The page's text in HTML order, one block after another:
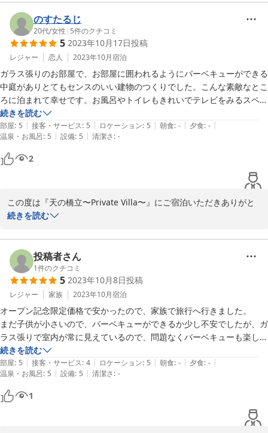
掲載しております食器類の他に、BBQ用串の貸し出しなど、より
BBQをお楽しみいただけるよう努めて参りますので、引き続きご愛
顧のほどよろしくお願いいたします。
2023-10-22
のすたるじ
20代/女性 | 5件のクチコミ
5 2023年10月17日投稿
レジャー 恋人 2023年10月宿泊
ガラス張りのお部屋で、お部屋に囲われるようにバーベキューができる
中庭がありとてもセンスのいい建物のつくりでした。こんな素敵なとこ
ろに泊まれて幸せです。お風呂やトイレもきれいでテレビをみるスペー
スもゆったりできて、大満足です。
アメニティやアウトドアグッズがとても充実していました。バーベキュ
ーの台だけでなくガスコンロや食器、調理器具、など何から何まで用意
されていました。近くの道の駅、スーパーで食材を買ってバーベキュー
洗濯機もついていました。本当に住んでいるように滞在できる素敵なお
宿だと思います。スタッフさんも丁寧に説明してくださいました。歩い
続きを読む
部屋: 5 | 接客・サービス: 5 | ロケーション: 5 | 朝食: - | 夕食: - |
温泉・お風呂: 5 | 設備: 5 | 清潔さ: -
2
この度は『天の橋立〜Private Villa〜』にご宿泊いただきありがと
うございました。
心地よくお過ごしいただけて幸いです。
夏は水中LEDライトを用いたナイトプールもお楽しみいただけます
ので、引き続きご愛顧のほどよろしくお願いいたします。
2023-10-17
続きを読む
投稿者さん
1件のクチコミ
5 2023年10月8日投稿
レジャー 家族 2023年10月宿泊
オープン記念限定価格で安かったので、家族で旅行へ行きました。
まだ子供が小さいので、バーベキューができるか少し不安でしたが、ガ
ラス張りで室内が常に見えているので、問題なくバーベキューも楽しめ
ました。
夏はプールもあるみたいなので、来年もまた家族旅行で利用したいと思
続きを読む
部屋: 5 | 接客・サービス: 4 | ロケーション: 5 | 朝食: - | 夕食: - |
温泉・お風呂: 5 | 設備: 5 | 清潔さ: -
1